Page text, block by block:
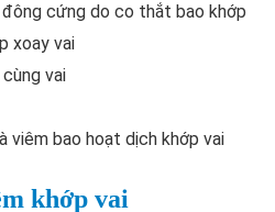
cứng do co thắt bao khớp
xoay vai
vai
viêm bao hoạt dịch khớp vai
khớp vai